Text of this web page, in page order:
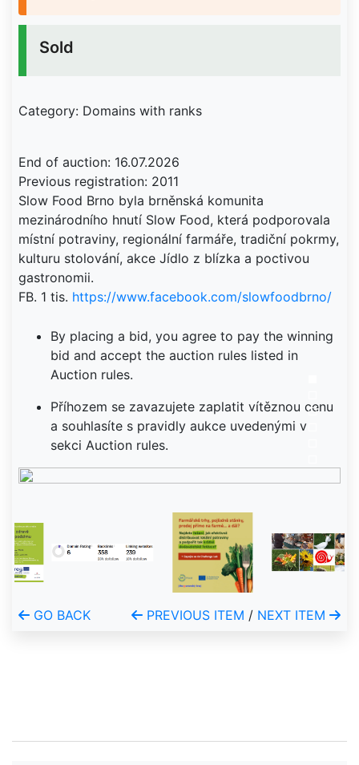
Sold
Category: Domains with ranks
End of auction: 16.07.2026
Previous registration: 2011
Slow Food Brno byla brněnská komunita
mezinárodního hnutí Slow Food, která podporovala
místní potraviny, regionální farmáře, tradiční pokrmy,
kulturu stolování, akce Jídlo z blízka a poctivou
gastronomii.
FB. 1 tis. https://www.facebook.com/slowfoodbrno/
By placing a bid, you agree to pay the winning
bid and accept the auction rules listed in
Auction rules.
Příhozem se zavazujete zaplatit vítěznou cenu
a souhlasíte s pravidly aukce uvedenými v
sekci Auction rules.
GO BACK PREVIOUS ITEM / NEXT ITEM